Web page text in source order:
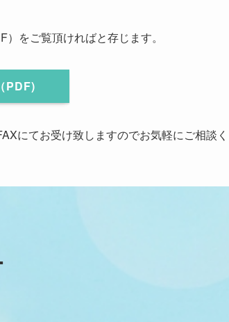
をご覧頂ければと存じます。
PDF)
にてお受け致しますのでお気軽にご相談